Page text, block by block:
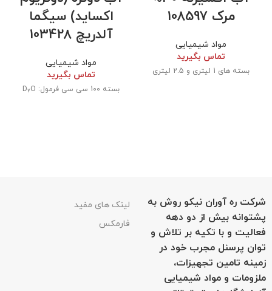
مرک 108597
مواد شیمیایی
تماس بگیرید
بسته های 1 لیتری و 2.5 لیتری
اکساید) سیگما
آلدریچ 103428
مواد شیمیایی
تماس بگیرید
بسته 100 سی سی فرمول: D 2O
شرکت ره آوران نیکو روش به
پشتوانه بیش از دو دهه
فعالیت و با تکیه بر تلاش و
توان پرسنل مجرب خود در
زمینه تامین تجهیزات،
ملزومات و مواد شیمیایی
لینک های مفید
فارمکس